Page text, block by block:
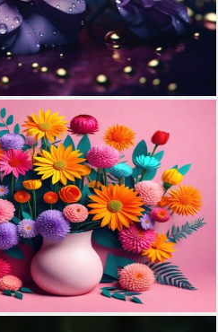
زهور
زهور